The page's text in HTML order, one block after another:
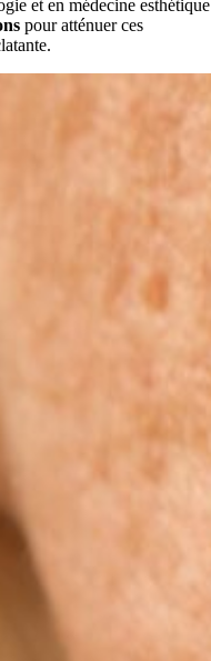
et en médecine esthétique
pour atténuer ces